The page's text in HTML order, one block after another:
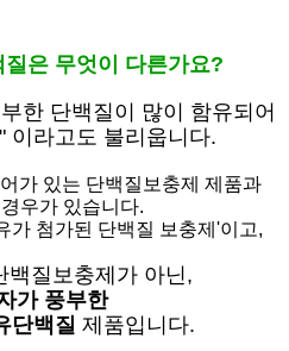
은 무엇이 다른가요?
한 단백질이 많이 함유되어
" 이라고도 불리웁니다.
가 있는 단백질보충제 제품과
우가 있습니다.
가 첨가된 단백질 보충제'이고,
백질보충제가 아닌,
가 풍부한
단백질 제품입니다.